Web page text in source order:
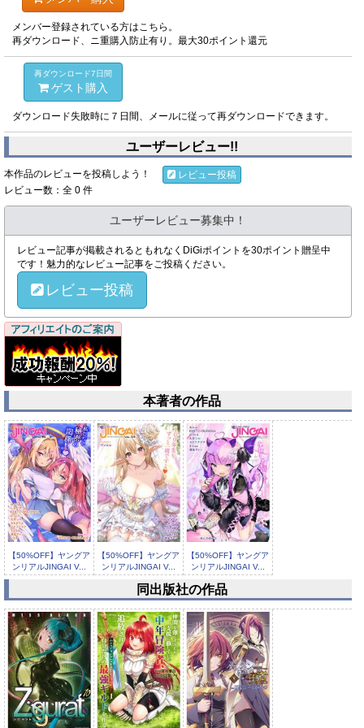
メンバー登録されている方はこちら。
再ダウンロード、ニ重購入防止有り。最大30ポイント還元
再ダウンロード7日間
ゲスト購入
ダウンロード失敗時に７日間、メールに従って再ダウンロードできます。
ユーザーレビュー!!
本作品のレビューを投稿しよう！
レビュー投稿
レビュー数：全 0 件
ユーザーレビュー募集中！
レビュー記事が掲載されるともれなくDiGiポイントを30ポイント贈呈中
です！魅力的なレビュー記事をご投稿ください。
レビュー投稿
本著者の作品
【50%OFF】ヤングア
ンリアルJINGAI V...
【50%OFF】ヤングア
ンリアルJINGAI V...
【50%OFF】ヤングア
ンリアルJINGAI V...
【50%OFF】ヤングア
ンリアルJINGAI V...
同出版社の作品